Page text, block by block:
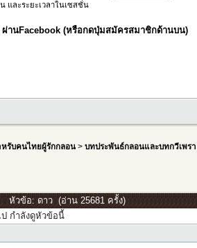
และระยะเวลาในเซสชั่น
านFacebook (หรือกดปุ่มสมัครสมาชิกด้านบน)
รับคนไทยผู้รักกลอน> บทประพันธ์กลอนและบทกวีเพรา
หัวข้อ: ดาว (อ่าน 25681 ครั้ง)
กำลังดูหัวข้อนี้